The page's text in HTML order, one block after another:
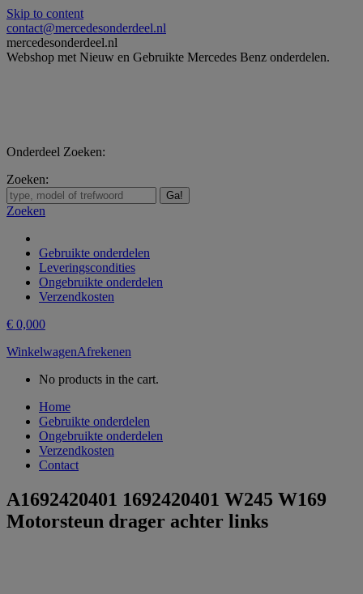
Skip to content
contact@mercedesonderdeel.nl
mercedesonderdeel.nl
Webshop met Nieuw en Gebruikte Mercedes Benz onderdelen.
Onderdeel Zoeken:
Zoeken:
Zoeken
Gebruikte onderdelen
Leveringscondities
Ongebruikte onderdelen
Verzendkosten
€ 0,000
WinkelwagenAfrekenen
No products in the cart.
Home
Gebruikte onderdelen
Ongebruikte onderdelen
Verzendkosten
Contact
A1692420401 1692420401 W245 W169
Motorsteun drager achter links